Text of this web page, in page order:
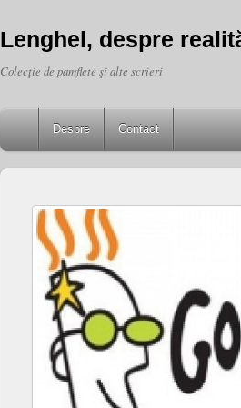
Lenghel, despre
Colecţie de pamflete şi alte scrieri
Despre Contact